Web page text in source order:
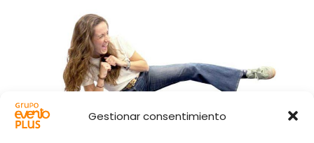
Gestionar consentimiento